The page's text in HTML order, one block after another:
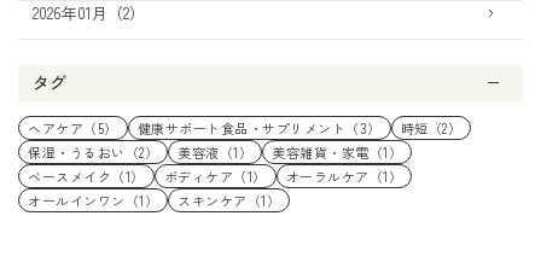
2026年01月（2）
タグ
ヘアケア（5） 健康サポート食品・サプリメント（3）
時短（2）
保湿・うるおい（2）
美容液（1）
美容雑貨・家電（1）
ベースメイク（1）
ボディケア（1）
オーラルケア（1）
オールインワン（1）
スキンケア（1）